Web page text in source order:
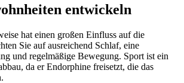
entwickeln
hat einen großen Einfluss auf die
Sie auf ausreichend Schlaf, eine
und regelmäßige Bewegung. Sport ist ein
da er Endorphine freisetzt, die das